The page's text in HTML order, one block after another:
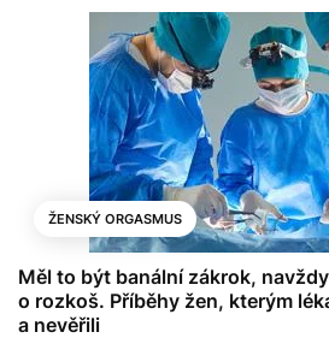
ŽENSKÝ ORGASMUS
Měl to být banální zákrok,
o rozkoš. Příběhy žen, kterým
a nevěřili